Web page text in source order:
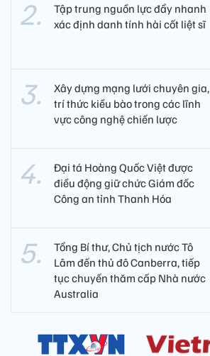
Tập trung nguồn lực đẩy nhanh
xác định danh tính hài cốt liệt sĩ
Xây dựng mạng lưới chuyên gia,
trí thức kiều bào trong các lĩnh
vực công nghệ chiến lược
Đại tá Hoàng Quốc Việt được
điều động giữ chức Giám đốc
Công an tỉnh Thanh Hóa
Tổng Bí thư, Chủ tịch nước Tô
Lâm đến thủ đô Canberra, tiếp
tục chuyến thăm cấp Nhà nước
Australia